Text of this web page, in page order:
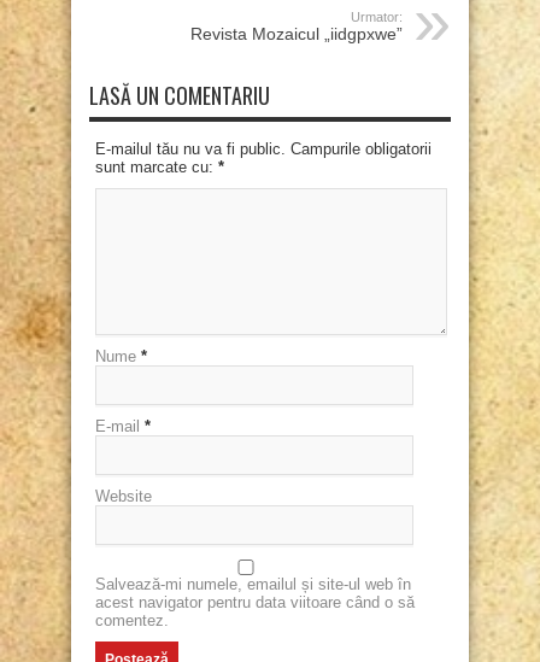
Urmator:
Revista Mozaicul „iidgpxwe”
LASĂ UN COMENTARIU
E-mailul tău nu va fi public. Campurile obligatorii
sunt marcate cu: *
Nume *
E-mail *
Website
Salvează-mi numele, emailul și site-ul web în
acest navigator pentru data viitoare când o să
comentez.